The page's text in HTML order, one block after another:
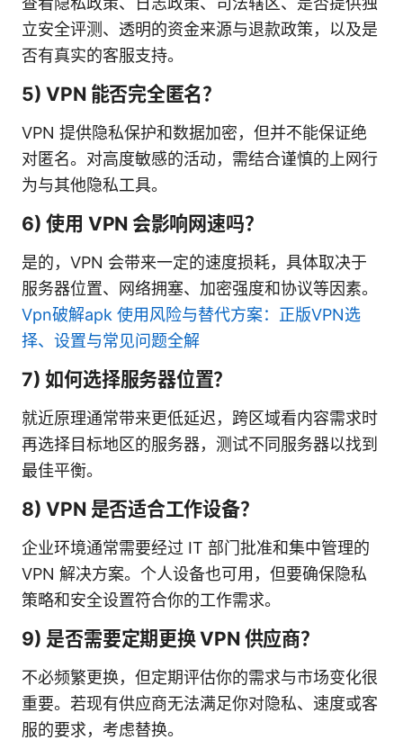
立安全评测、透明的资金来源与退款政策，以及是
否有真实的客服支持。
5) VPN 能否完全匿名？
VPN 提供隐私保护和数据加密，但并不能保证绝
对匿名。对高度敏感的活动，需结合谨慎的上网行
为与其他隐私工具。
6) 使用 VPN 会影响网速吗？
是的，VPN 会带来一定的速度损耗，具体取决于
服务器位置、网络拥塞、加密强度和协议等因素。
Vpn破解apk 使用风险与替代方案：正版VPN选
择、设置与常见问题全解
7) 如何选择服务器位置？
就近原理通常带来更低延迟，跨区域看内容需求时
再选择目标地区的服务器，测试不同服务器以找到
最佳平衡。
8) VPN 是否适合工作设备？
企业环境通常需要经过 IT 部门批准和集中管理的
VPN 解决方案。个人设备也可用，但要确保隐私
策略和安全设置符合你的工作需求。
9) 是否需要定期更换 VPN 供应商？
不必频繁更换，但定期评估你的需求与市场变化很
重要。若现有供应商无法满足你对隐私、速度或客
服的要求，考虑替换。